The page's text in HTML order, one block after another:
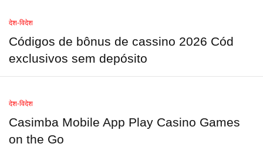
देश-विदेश
Códigos de bônus de cassino 2026 Cód
exclusivos sem depósito
देश-विदेश
Casimba Mobile App Play Casino Games
on the Go